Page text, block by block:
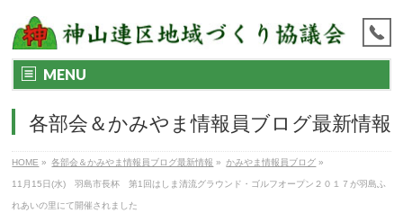
MENU
各部会＆かみやま情報員ブログ最新情報
HOME » 各部会＆かみやま情報員ブログ最新情報 » かみやま情報員ブログ »
11月15日(水) 羽島市長杯 第1回はしま清流グラウンド・ゴルフオープン２０１７が羽島ふ
れあいの里にて開催されました